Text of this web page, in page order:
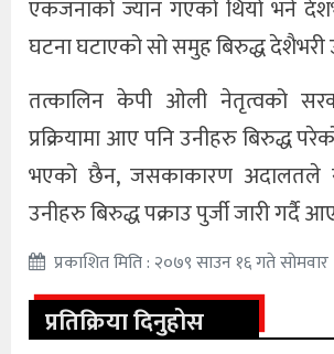
एकजनाको ज्यान गएको थियो भने
घटना घटाएको सो समुह बिरुद्ध देशैभरी
तत्कालिन केपी ओली नेतृत्वको
प्रक्रियामा आए पनि उनीहरु बिरुद्ध
भएको छैन, जसकाकारण
उनीहरु बिरुद्ध पक्राउ पुर्जी जारी गर्दै
प्रकाशित मिति : २०७९ साउन १६ गते सोमवार
प्रतिक्रिया दिनुहोस